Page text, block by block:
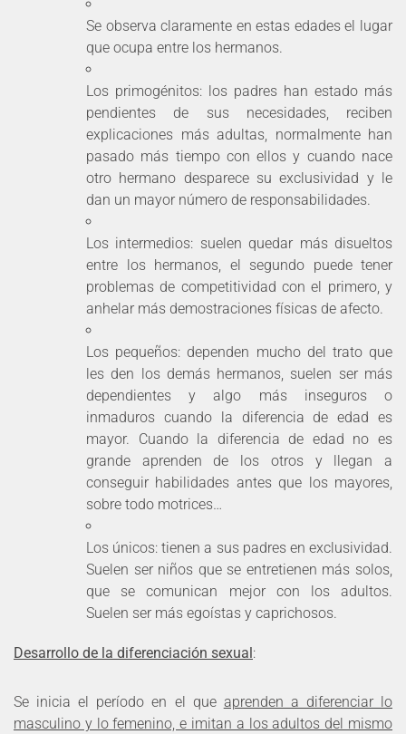
Se observa claramente en estas edades el lugar
que ocupa entre los hermanos.
Los primogénitos: los padres han estado más
pendientes de sus necesidades, reciben
explicaciones más adultas, normalmente han
pasado más tiempo con ellos y cuando nace
otro hermano desparece su exclusividad y le
dan un mayor número de responsabilidades.
Los intermedios: suelen quedar más disueltos
entre los hermanos, el segundo puede tener
problemas de competitividad con el primero, y
anhelar más demostraciones físicas de afecto.
Los pequeños: dependen mucho del trato que
les den los demás hermanos, suelen ser más
dependientes y algo más inseguros o
inmaduros cuando la diferencia de edad es
mayor. Cuando la diferencia de edad no es
grande aprenden de los otros y llegan a
conseguir habilidades antes que los mayores,
sobre todo motrices…
Los únicos: tienen a sus padres en exclusividad.
Suelen ser niños que se entretienen más solos,
que se comunican mejor con los adultos.
Suelen ser más egoístas y caprichosos.
Desarrollo de la diferenciación sexual :
Se inicia el período en el que aprenden a diferenciar lo
masculino y lo femenino, e imitan a los adultos del mismo